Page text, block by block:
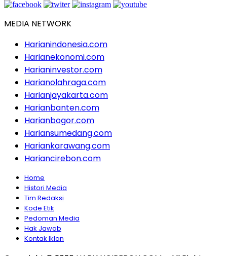
MEDIA NETWORK
Harianindonesia.com
Harianekonomi.com
Harianinvestor.com
Harianolahraga.com
Harianjayakarta.com
Harianbanten.com
Harianbogor.com
Hariansumedang.com
Hariankarawang.com
Hariancirebon.com
Home
Histori Media
Tim Redaksi
Kode Etik
Pedoman Media
Hak Jawab
Kontak Iklan